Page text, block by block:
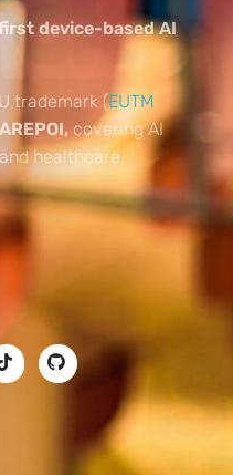
device-based AI
trademark (EUTM
covering AI
healthcare